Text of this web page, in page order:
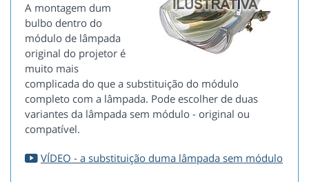
A montagem dum
bulbo dentro do
módulo de lâmpada
original do projetor é
muito mais
complicada do que a substituição do módulo
completo com a lâmpada. Pode escolher de duas
variantes da lâmpada sem módulo - original ou
compatível.
VÍDEO - a substituição duma lâmpada sem módulo